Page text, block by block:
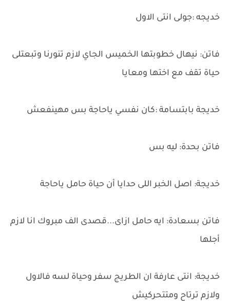
خديجه :جولى انتى الاول
فاتن: نيهال خطوبتها الخميس الجاي لازم تنورنا وتبعتلى
حياة تقف مع اختها ومعايا
خديجة بابتسامة :كان نفسي ياحاجة بس مهينفعش
فاتن بحدة: ليه بس
خديجة: اصل الخبر اللى حدايا أن حياة حامل ياحاجة
فاتن بسعادة: ايه حامل ازاى...قصدى الف مبروك انا لازم
أجلها
خديجة: انتى عارفة ان الطريج سفر وحياة لسه فالاول
ولازم ترتاح ومتتحركيش